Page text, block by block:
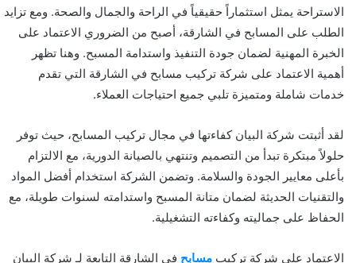
الاستراحة يمثل استثماراً حقيقياً في الراحة والجمال والصحة. ومع تزايد
الطلب على المسابح في الشارقة، أصبح من الضروري الاعتماد على
الخبرة المهنية لضمان جودة التنفيذ واستدامة المسبح. وهنا تظهر
أهمية الاعتماد على شركة تركيب مسابح في الشارقة التي تقدم
خدمات شاملة ومتميزة تلبي جميع احتياجات العملاء.
لقد أثبتت شركة البيان كفاءتها في مجال تركيب المسابح، حيث توفر
حلولاً مبتكرة تبدأ من التصميم وتنتهي بالصيانة الدورية، مع الالتزام
بأعلى معايير الجودة والسلامة. وتضمن الشركة استخدام أفضل المواد
والتقنيات الحديثة لضمان متانة المسبح واستدامته لسنوات طويلة، مع
الحفاظ على جماليته وكفاءته التشغيلية.
الاعتماد على شركة تركيب مسابح في الشارقة التابعة لـ شركة البيان